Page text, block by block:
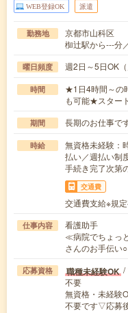
WEB登録OK 派遣
勤務地
京都市山科区
椥辻駅から---分
曜日頻度 週2日～5日OK
時間
★1日4時間～の
も可能★スター
期間 長期のお仕事
時給
無資格未経験
払い／週払い制
手続き完了次第
交通費
交通費支給※規
仕事内容
看護助手
≪病院でちょっ
さんのお手伝い
応募資格 職種未経験OK /
不要
無資格・未経験
不要です▽応募